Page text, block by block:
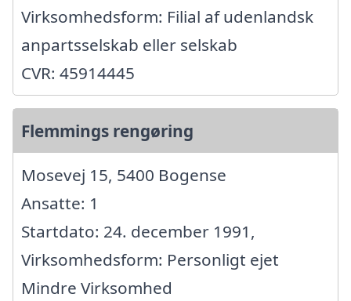
Virksomhedsform: Filial af udenlandsk
anpartsselskab eller selskab
CVR: 45914445
Flemmings rengøring
Mosevej 15, 5400 Bogense
Ansatte: 1
Startdato: 24. december 1991,
Virksomhedsform: Personligt ejet
Mindre Virksomhed